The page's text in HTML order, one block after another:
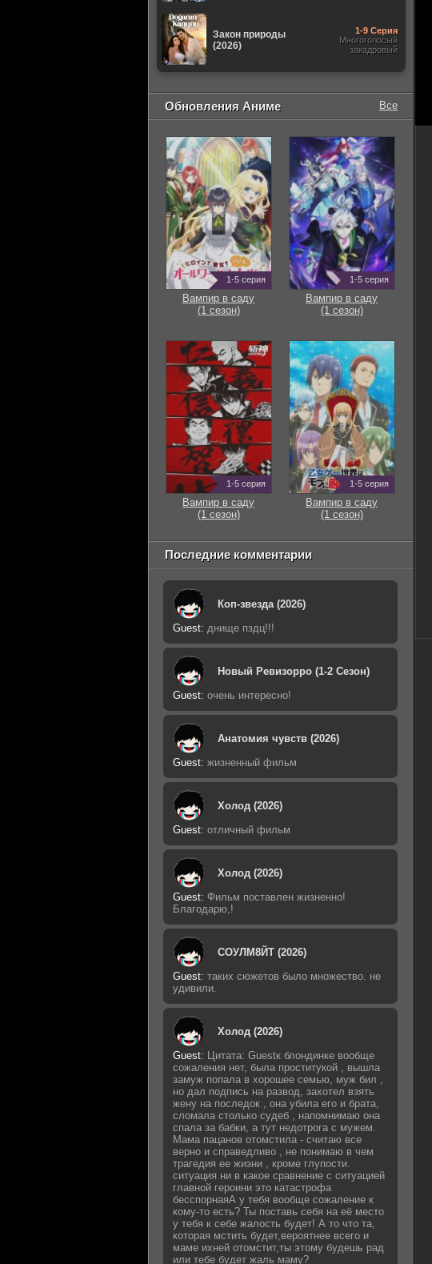
Закон природы
(2026)
1-9 Серия
Многоголосый
закадровый
Обновления Аниме Все
1-5 серия
Вампир в саду
(1 сезон)
1-5 серия
Вампир в саду
(1 сезон)
1-5 серия
Вампир в саду
(1 сезон)
1-5 серия
Вампир в саду
(1 сезон)
Последние комментарии
Коп-звезда (2026)
Guest: днище пздц!!!
Новый Ревизорро (1-2 Сезон)
Guest: очень интересно!
Анатомия чувств (2026)
Guest: жизненный фильм
Холод (2026)
Guest: отличный фильм
Холод (2026)
Guest: Фильм поставлен жизненно!
Благодарю,!
СОУЛМ8ЙТ (2026)
Guest: таких сюжетов было множество. не
удивили.
Холод (2026)
Guest: Цитата: Guestк блондинке вообще
сожаления нет, была проститукой , вышла
замуж попала в хорошее семью, муж бил ,
но дал подпись на развод, захотел взять
жену на последок , она убила его и брата,
сломала столько судеб , напомнимаю она
спала за бабки, а тут недотрога с мужем.
Мама пацанов отомстила - считаю все
верно и справедливо , не понимаю в чем
трагедия ее жизни , кроме глупости.
ситуация ни в какое сравнение с ситуацией
главной героини это катастрофа
бесспорнаяА у тебя вообще сожаление к
кому-то есть? Ты поставь себя на её место
у тебя к себе жалость будет! А то что та,
которая мстить будет,вероятнее всего и
маме ихней отомстит,ты этому будешь рад
или тебе будет жаль маму?